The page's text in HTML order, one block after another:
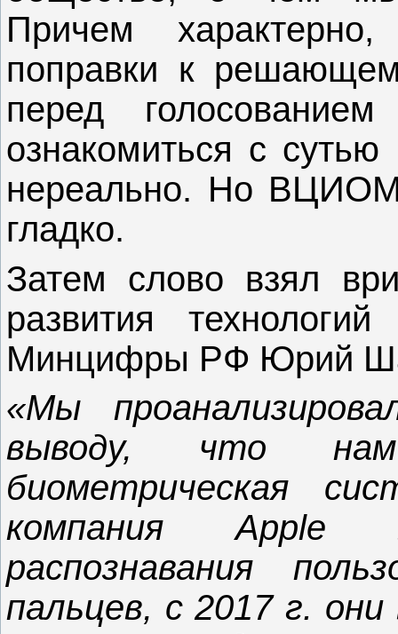
Причем
поправки к
перед
ознакомиться с
нереально. Но
гладко.
Затем слово взял
развития
Минцифры РФ Юрий
«Мы
выводу, что нам
биометрическая
компания Apple
распознавания
пальцев, с 2017 г.